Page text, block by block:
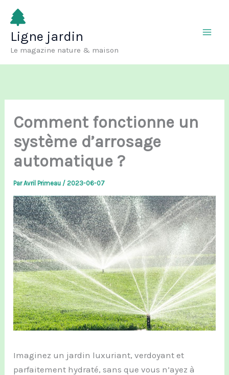
Aller
contenu
Ligne jardin
Le magazine nature & maison
Comment fonctionne un
système d’arrosage
automatique ?
ParAvril Primeau /2023-06-07
Imaginez un jardin luxuriant, verdoyant et
parfaitement hydraté, sans que vous n’ayez à